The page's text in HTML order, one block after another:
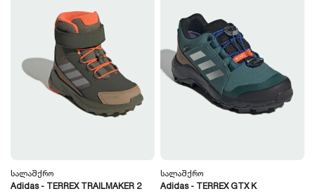
Სალაშქრო
Adidas - TERREX TRAILMAKER 2
Სალაშქრო
Adidas - TERREX GTX K